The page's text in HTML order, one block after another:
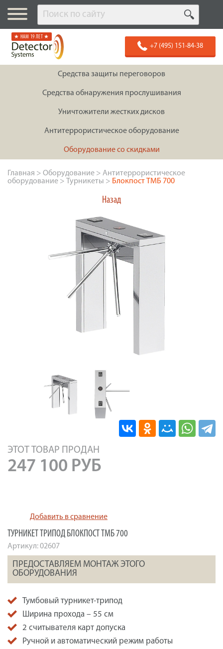
★ НАМ 19 ЛЕТ ★
+7 (495) 151-84-38
Средства защиты переговоров
Средства обнаружения прослушивания
Уничтожители жестких дисков
Антитеррористическое оборудование
Оборудование со скидками
Главная > Оборудование > Антитеррористическое
оборудование > Турникеты > Блокпост ТМБ 700
Назад
ЭТОТ ТОВАР ПРОДАН
247 100 РУБ
Добавить в сравнение
ТУРНИКЕТ ТРИПОД БЛОКПОСТ ТМБ 700
Артикул:02607
ПРЕДОСТАВЛЯЕМ МОНТАЖ ЭТОГО
ОБОРУДОВАНИЯ
Тумбовый турникет-трипод
Ширина прохода – 55 см
2 считывателя карт допуска
Ручной и автоматический режим работы